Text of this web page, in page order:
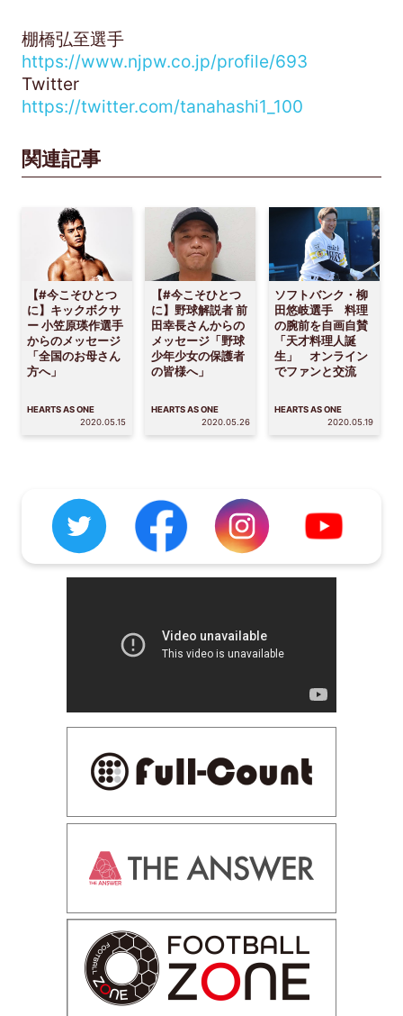
棚橋弘至選手
https://www.njpw.co.jp/profile/693
Twitter
https://twitter.com/tanahashi1_100
関連記事
【#今こそひとつ
に】キックボクサ
ー 小笠原瑛作選手
からのメッセージ
「全国のお母さん
方へ」
HEARTS AS ONE
2020.05.15
【#今こそひとつ
に】野球解説者 前
田幸長さんからの
メッセージ「野球
少年少女の保護者
の皆様へ」
HEARTS AS ONE
2020.05.26
ソフトバンク・柳
田悠岐選手 料理
の腕前を自画自賛
「天才料理人誕
生」 オンライン
でファンと交流
HEARTS AS ONE
2020.05.19